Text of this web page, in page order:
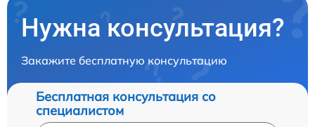
Нужна консультация?
Закажите бесплатную консультацию
Бесплатная консультация со
специалистом